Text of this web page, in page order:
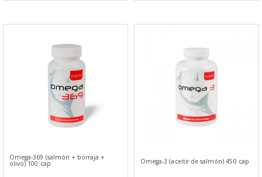
Omega-369 (salmón + borraja +
olivo) 100 cap Omega-3 (aceite de salmón) 450 cap